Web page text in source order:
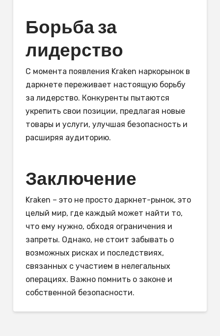
Борьба за
лидерство
С момента появления Kraken наркорынок в
даркнете переживает настоящую борьбу
за лидерство. Конкуренты пытаются
укрепить свои позиции, предлагая новые
товары и услуги, улучшая безопасность и
расширяя аудиторию.
Заключение
Kraken – это не просто даркнет-рынок, это
целый мир, где каждый может найти то,
что ему нужно, обходя ограничения и
запреты. Однако, не стоит забывать о
возможных рисках и последствиях,
связанных с участием в нелегальных
операциях. Важно помнить о законе и
собственной безопасности.